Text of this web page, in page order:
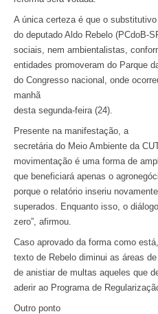
A única certeza é que o substitutivo
do deputado Aldo Rebelo (PCdoB-
sociais, nem ambientalistas,
entidades promoveram do Parque
do Congresso nacional, onde
manhã
desta segunda-feira (24).
Presente na manifestação, a
secretária do Meio Ambiente da
movimentação é uma forma de
que beneficiará apenas o
porque o relatório inseriu
superados. Enquanto isso, o
zero”, afirmou.
Caso aprovado da forma como
texto de Rebelo diminui as áreas
de anistiar de multas aqueles que
aderir ao Programa de
Outro ponto